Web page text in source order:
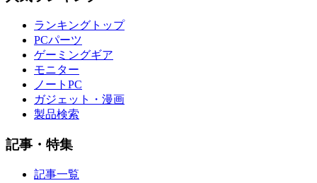
ランキングトップ
PCパーツ
ゲーミングギア
モニター
ノートPC
ガジェット・漫画
製品検索
記事・特集
記事一覧